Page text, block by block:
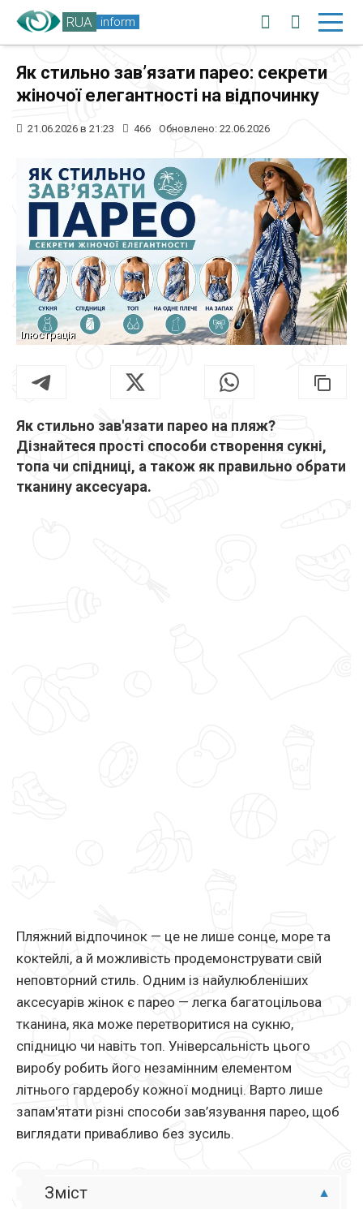
RUA inform
Як стильно зав’язати парео: секрети
жіночої елегантності на відпочинку
21.06.2026 в 21:23 466 Обновлено: 22.06.2026
Ілюстрація
Як стильно зав'язати парео на пляж?
Дізнайтеся прості способи створення сукні,
топа чи спідниці, а також як правильно обрати
тканину аксесуара.
Пляжний відпочинок — це не лише сонце, море та
коктейлі, а й можливість продемонструвати свій
неповторний стиль. Одним із найулюбленіших
аксесуарів жінок є парео — легка багатоцільова
тканина, яка може перетворитися на сукню,
спідницю чи навіть топ. Універсальність цього
виробу робить його незамінним елементом
літнього гардеробу кожної модниці. Варто лише
запам'ятати різні способи зав’язування парео, щоб
виглядати привабливо без зусиль.
Зміст